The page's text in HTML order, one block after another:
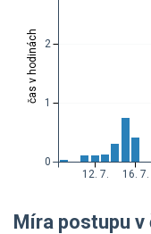
12. 7. 16. 7.
čas v hodinách
0
1
2
Míra postupu v